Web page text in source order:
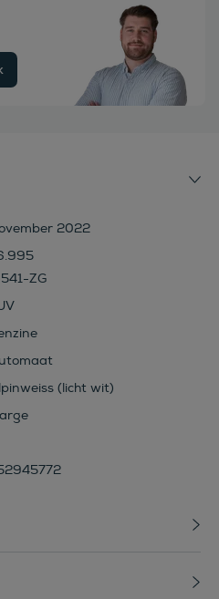
2022
ZG
(licht wit)